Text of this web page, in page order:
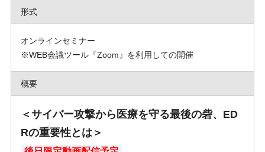
形式
オンラインセミナー
※WEB会議ツール『Zoom』を利用しての開催
概要
＜サイバー攻撃から医療を守る最後の砦、ED
Rの重要性とは＞